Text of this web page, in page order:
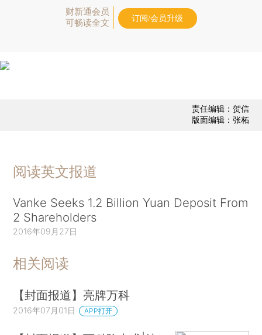
财新通会员
可畅读全文
订阅/会员升级
责任编辑：贺信
版面编辑：张柘
阅读英文报道
Vanke Seeks 1.2 Billion Yuan Deposit From
2 Shareholders
2016年09月27日
相关阅读
【封面报道】亮牌万科
2016年07月01日 APP打开